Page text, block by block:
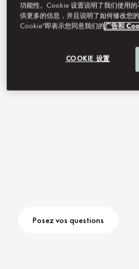
modub-
+971 4 777 2222
Contactez-nous
Posez vos questions
功能性。Cookie 设置说明了我们使用
供更多的信息，并且说明了如何修改您
Cookie”即表示您同意我们的广告和
COOKIE 设置